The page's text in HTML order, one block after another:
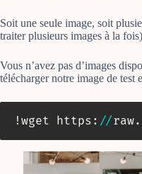
Soit une seule image, soit
traiter plusieurs images à la
Vous n’avez pas d’images
télécharger notre image de test
!wget https : //raw.